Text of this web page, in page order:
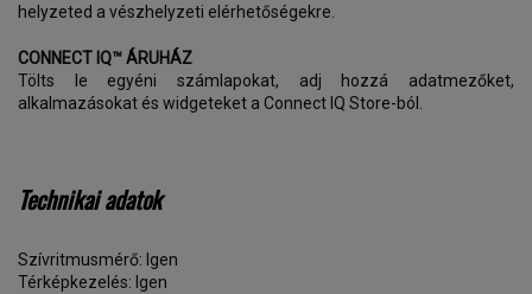
helyzeted a vészhelyzeti elérhetőségekre.
CONNECT IQ™ ÁRUHÁZ
Tölts le egyéni számlapokat, adj hozzá adatmezőket,
alkalmazásokat és widgeteket a Connect IQ Store-ból.
Technikai adatok
Szívritmusmérő: Igen
Térképkezelés: Igen